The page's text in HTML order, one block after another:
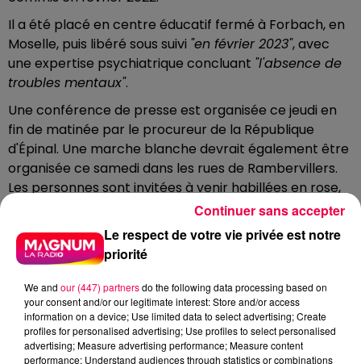
Il a été placé en centre éducatif fermé à Forbach, en
Moselle, puis libéré sous suivi "en février 2023", avec
une expertise psychiatrique concluant "l'absence de
troubles mentaux".
Une conférence de presse est organisée ce jeudi en
fin de matinée par le procureur de la République
d'Épinal. Une marche blanche devrait également être
organisée ce samedi dans les rues de Rambervillers.
Les personnes sont invitées à venir habillées en rose,
en hommage à la petite Rose.
DERNIÈRES INFOSLe respect de votre vie privée est notre
priorité
We and our (447) partnersdo the following data processing based on
your consent and/or our legitimate interest: Store and/or access
information on a device; Use limited data to select advertising; Create
profiles for personalised advertising; Use profiles to select personalised
advertising; Measure advertising performance; Measure content
performance; Understand audiences through statistics or combinations
Continuer sans accepter